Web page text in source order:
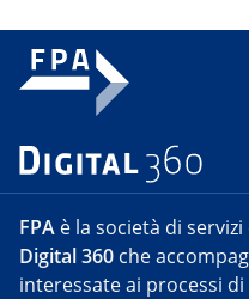
FPA è la società di
Digital 360 che
interessate ai processi